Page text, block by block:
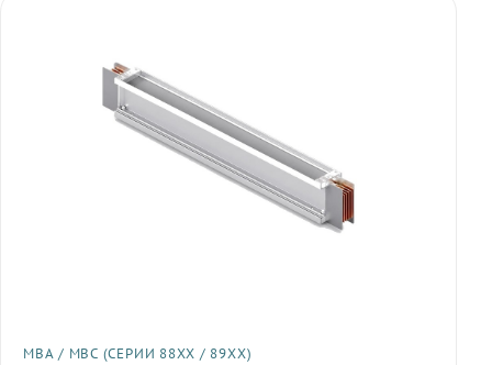
МВА / МВС (СЕРИИ 88XX / 89XX)